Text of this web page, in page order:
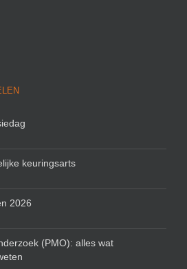
keuringsarts
2026
(PMO): alles wat